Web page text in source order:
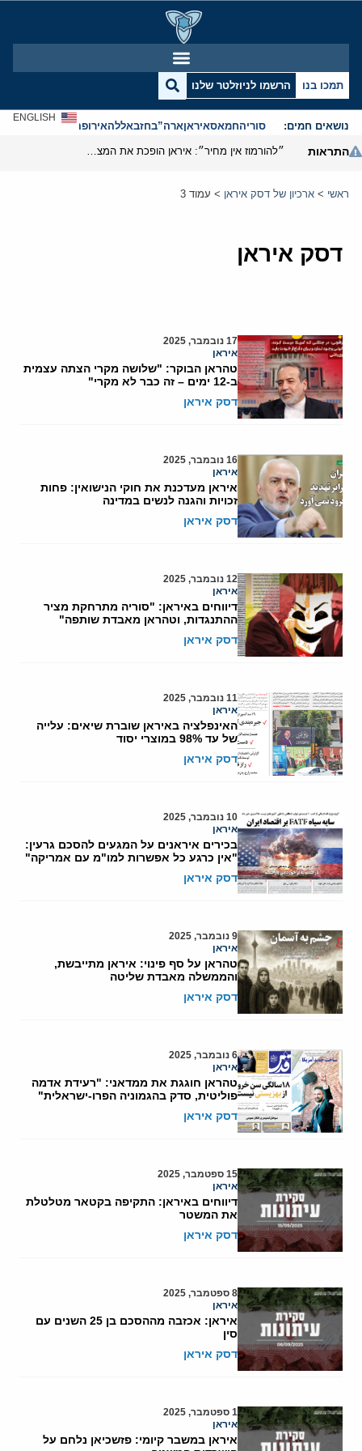
תמכו בנו הרשמו לניוזלטר שלנו
נושאים חמים: סוריהחמאסאיראןארה”בחזבאללהאירופהאנטישמיות
ENGLISH
התראות
ראשי > ארכיון של דסק איראן > עמוד 3
דסק איראן
17 נובמבר, 2025
איראן
טהראן הבוקר: "שלושה מקרי הצתה עצמית
ב-12 ימים – זה כבר לא מקרי"
דסק איראן
16 נובמבר, 2025
איראן
איראן מעדכנת את חוקי הנישואין: פחות
זכויות והגנה לנשים במדינה
דסק איראן
12 נובמבר, 2025
איראן
דיווחים באיראן: "סוריה מתרחקת מציר
ההתנגדות, וטהראן מאבדת שותפה"
דסק איראן
11 נובמבר, 2025
איראן
האינפלציה באיראן שוברת שיאים: עלייה
של עד 98% במוצרי יסוד
דסק איראן
10 נובמבר, 2025
איראן
בכירים איראנים על המגעים להסכם גרעין:
"אין כרגע כל אפשרות למו"מ עם אמריקה"
דסק איראן
9 נובמבר, 2025
איראן
טהראן על סף פינוי: איראן מתייבשת,
והממשלה מאבדת שליטה
דסק איראן
6 נובמבר, 2025
איראן
טהראן חוגגת את ממדאני: "רעידת אדמה
פוליטית, סדק בהגמוניה הפרו-ישראלית"
דסק איראן
15 ספטמבר, 2025
איראן
דיווחים באיראן: התקיפה בקטאר מטלטלת
את המשטר
דסק איראן
8 ספטמבר, 2025
איראן
איראן: אכזבה מההסכם בן 25 השנים עם
סין
דסק איראן
1 ספטמבר, 2025
איראן
איראן במשבר קיומי: פזשכיאן נלחם על